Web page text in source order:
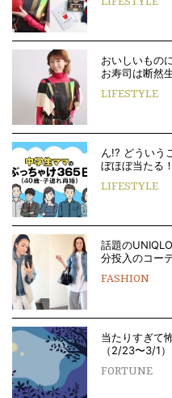
おいしいもの
お寿司は断然
LIFESTYLE
ん!? どういう
ぼほぼ当たる
LIFESTYLE
話題の
分投入のコー
FASHION
当たりすぎて
（2/23〜3/1
FORTUNE